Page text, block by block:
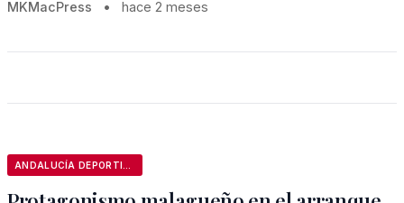
MKMacPress • hace 2 meses